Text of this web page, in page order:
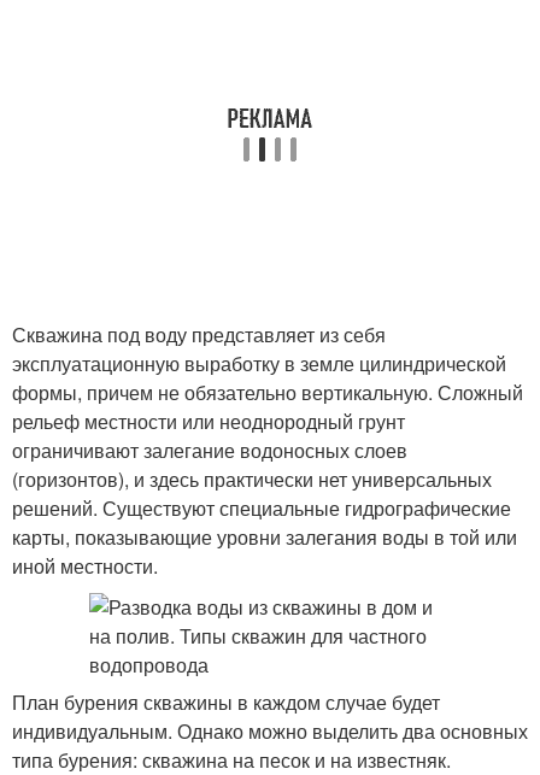
Скважина под воду представляет из себя
эксплуатационную выработку в земле цилиндрической
формы, причем не обязательно вертикальную. Сложный
рельеф местности или неоднородный грунт
ограничивают залегание водоносных слоев
(горизонтов), и здесь практически нет универсальных
решений. Существуют специальные гидрографические
карты, показывающие уровни залегания воды в той или
иной местности.
План бурения скважины в каждом случае будет
индивидуальным. Однако можно выделить два основных
типа бурения: скважина на песок и на известняк.